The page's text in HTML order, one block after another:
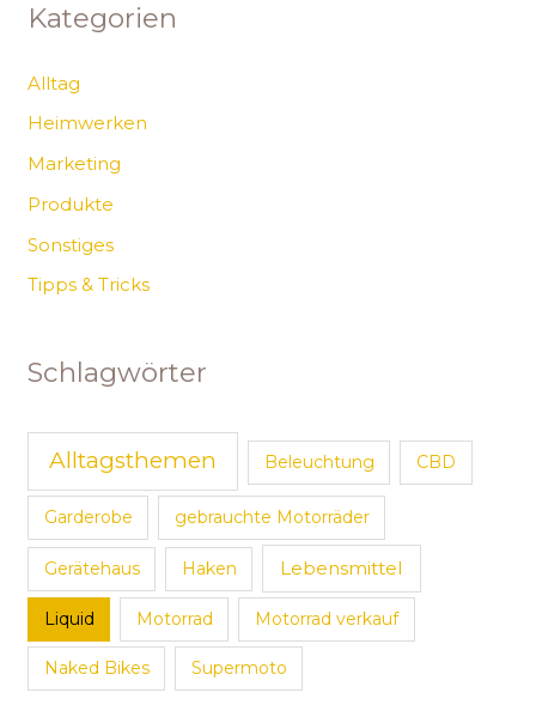
Kategorien
Alltag
Heimwerken
Marketing
Produkte
Sonstiges
Tipps & Tricks
Schlagwörter
Alltagsthemen Beleuchtung CBD
Garderobe gebrauchte Motorräder
Gerätehaus Haken Lebensmittel
Liquid Motorrad Motorrad verkauf
Naked Bikes Supermoto